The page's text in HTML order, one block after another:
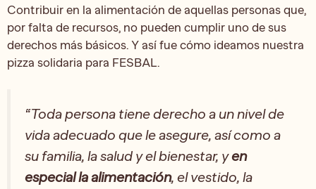
Contribuir en la alimentación de aquellas personas que,
por falta de recursos, no pueden cumplir uno de sus
derechos más básicos. Y así fue cómo ideamos nuestra
pizza solidaria para FESBAL.
“Toda persona tiene derecho a un nivel de
vida adecuado que le asegure, así como a
su familia, la salud y el bienestar, yen
especial la alimentación, el vestido, la